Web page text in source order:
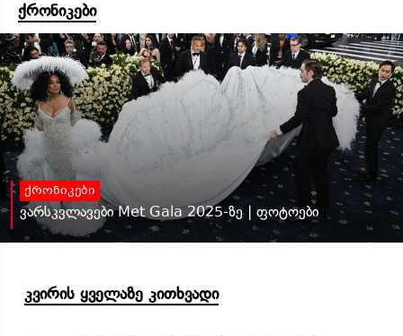
ქრონიკები
ქრონიკები
ვარსკვლავები Met Gala 2025-ზე | ფოტოები
კვირის ყველაზე კითხვადი